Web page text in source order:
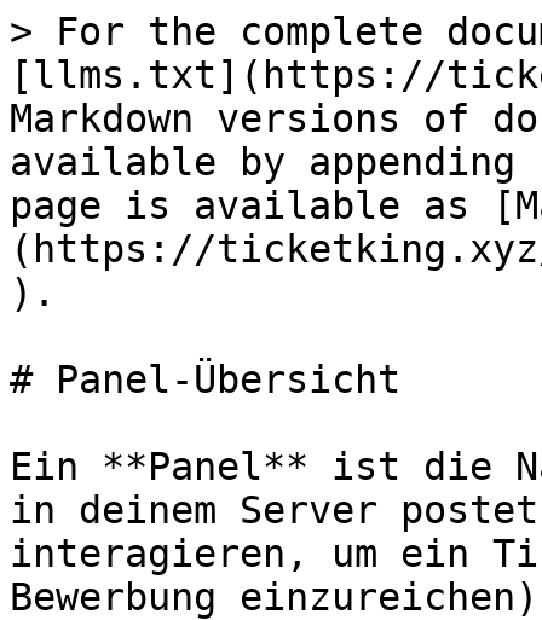
> For the complete
[llms.txt](https://
Markdown versions of
available by
page is available as
(https://ticketking.xyz/
).
# Panel-Übersicht
Ein **Panel** ist die
in deinem Server
interagieren, um ein
Bewerbung